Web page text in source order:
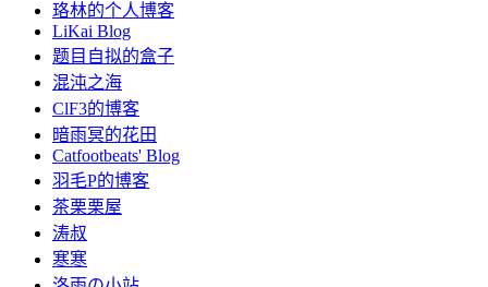
珞林的个人博客
LiKai Blog
题目自拟的盒子
混沌之海
ClF3的博客
暗雨冥的花田
Catfootbeats' Blog
羽毛P的博客
茶栗栗屋
涛叔
寒寒